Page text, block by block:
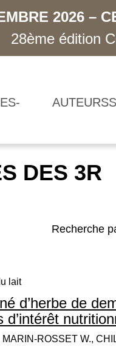
2026 –
28ème édition
AUTEURS
DES 3R
Recherche
lait
d’herbe de
ROSSET W.,